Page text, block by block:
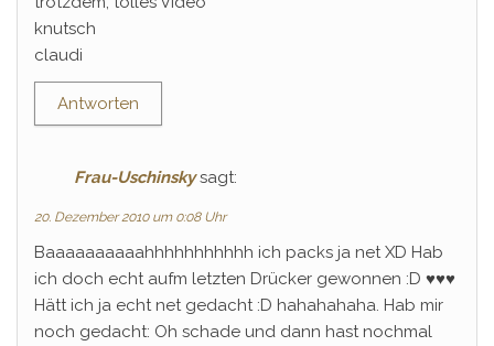
knutsch
claudi
Antworten
Frau-Uschinsky sagt:
20. Dezember 2010 um 0:08 Uhr
Baaaaaaaaaahhhhhhhhhhh ich packs ja net XD Hab
ich doch echt aufm letzten Drücker gewonnen :D ♥♥♥
Hätt ich ja echt net gedacht :D hahahahaha. Hab mir
noch gedacht: Oh schade und dann hast nochmal